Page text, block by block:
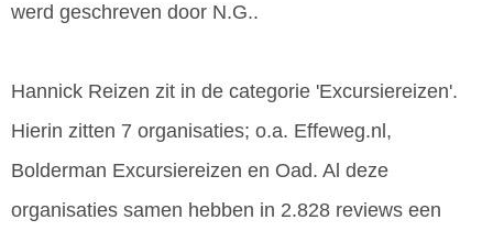
werd geschreven door N.G..
Hannick Reizen zit in de categorie 'Excursiereizen'.
Hierin zitten 7 organisaties; o.a. Effeweg.nl,
Bolderman Excursiereizen en Oad. Al deze
organisaties samen hebben in 2.828 reviews een